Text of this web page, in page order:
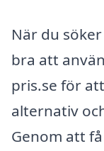
När du
bra att
pris.se för
alternativ
Genom att